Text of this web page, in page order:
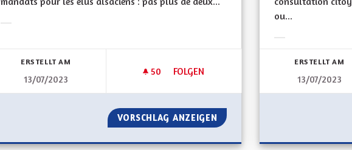
ERSTELLT AM
13/07/2023
50 50 FOLLOWER
FOLGEN
LIMITATION DU NOMBRE DE MANDATS
VORSCHLAG ANZEIGEN LIMITATION DU NOMBRE DE
ou...
ERSTELLT AM
13/07/2023